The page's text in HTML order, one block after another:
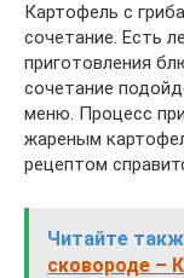
Картофель с
сочетание. Есть
приготовления
сочетание
меню. Процесс
жареным
рецептом
Читайте
сковороде –